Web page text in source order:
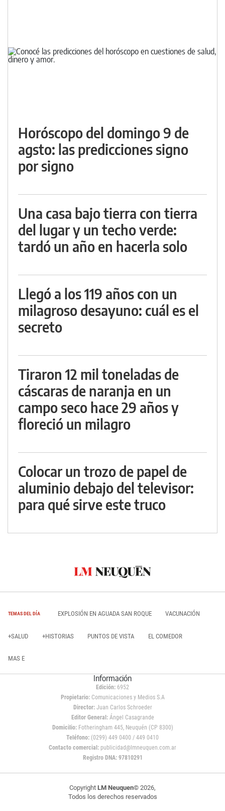
Horóscopo del domingo 9 de
agsto: las predicciones signo
por signo
Una casa bajo tierra con tierra
del lugar y un techo verde:
tardó un año en hacerla solo
Llegó a los 119 años con un
milagroso desayuno: cuál es el
secreto
Tiraron 12 mil toneladas de
cáscaras de naranja en un
campo seco hace 29 años y
floreció un milagro
Colocar un trozo de papel de
aluminio debajo del televisor:
para qué sirve este truco
TEMAS DEL DÍA EXPLOSIÓN EN AGUADA SAN ROQUE VACUNACIÓN
+SALUD +HISTORIAS PUNTOS DE VISTA EL COMEDOR
MAS E
Información
Edición: 6952
Propietario:Comunicaciones y Medios S.A
Director: Juan Carlos Schroeder
Editor General:Ángel Casagrande
Domicilio:Fotheringham 445, Neuquén (CP 8300)
Teléfono: (0299) 449 0400 / 449 0410
Contacto comercial: publicidad@lmneuquen.com.ar
Registro DNA: 97810291
Copyright LM Neuquen© 2026,
Todos los derechos reservados